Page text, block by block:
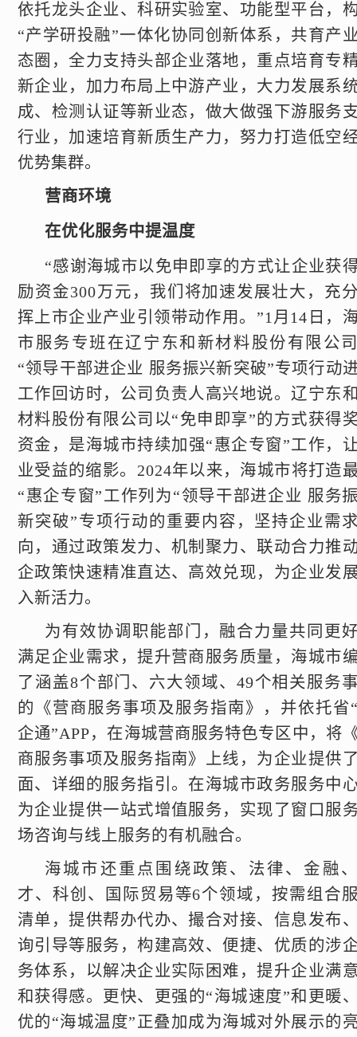
依托龙头企业、科研实验室、功能型平台，
“产学研投融”一体化协同创新体系，共育产
态圈，全力支持头部企业落地，重点培育专
新企业，加力布局上中游产业，大力发展系
成、检测认证等新业态，做大做强下游服务
行业，加速培育新质生产力，努力打造低空
优势集群。
营商环境
在优化服务中提温度
“感谢海城市以免申即享的方式让企业获
励资金300万元，我们将加速发展壮大，充
挥上市企业产业引领带动作用。”1月14日，
市服务专班在辽宁东和新材料股份有限公
“领导干部进企业 服务振兴新突破”专项行动
工作回访时，公司负责人高兴地说。辽宁东
材料股份有限公司以“免申即享”的方式获得
资金，是海城市持续加强“惠企专窗”工作，
业受益的缩影。2024年以来，海城市将打造
“惠企专窗”工作列为“领导干部进企业 服务
新突破”专项行动的重要内容，坚持企业需
向，通过政策发力、机制聚力、联动合力推
企政策快速精准直达、高效兑现，为企业发
入新活力。
为有效协调职能部门，融合力量共同更
满足企业需求，提升营商服务质量，海城市
了涵盖8个部门、六大领域、49个相关服务
的《营商服务事项及服务指南》，并依托省
企通”APP，在海城营商服务特色专区中，将
商服务事项及服务指南》上线，为企业提供
面、详细的服务指引。在海城市政务服务中
为企业提供一站式增值服务，实现了窗口服
场咨询与线上服务的有机融合。
海城市还重点围绕政策、法律、金融
才、科创、国际贸易等6个领域，按需组合
清单，提供帮办代办、撮合对接、信息发布
询引导等服务，构建高效、便捷、优质的涉
务体系，以解决企业实际困难，提升企业满
和获得感。更快、更强的“海城速度”和更暖
优的“海城温度”正叠加成为海城对外展示的